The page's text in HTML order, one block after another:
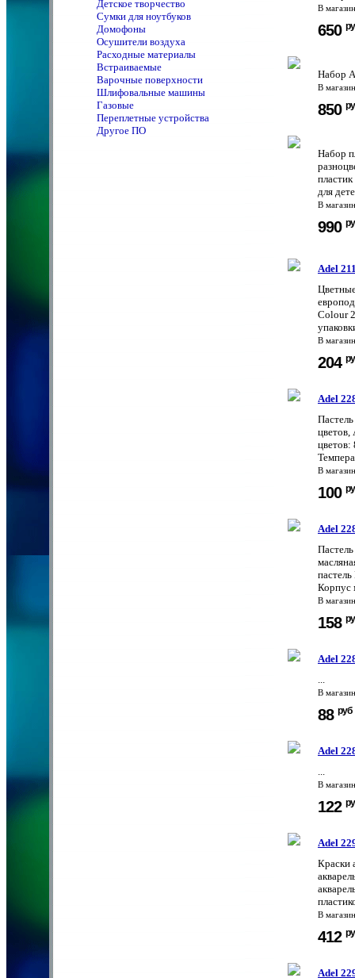
Детское творчество
Сумки для ноутбуков
Домофоны
Осушители воздуха
Расходные материалы
Встраиваемые
Варочные поверхности
Шлифовальные машины
Газовые
Переплетные устройства
Другое ПО
В
650
Набор
В
850
Набор
для
В
990
Adel
Colour
В
204
Adel
цветов,
В
100
Adel
Корпус
В
158
Adel
...
В
88 руб
Adel
...
В
122
Adel
Краски
В
412
Adel